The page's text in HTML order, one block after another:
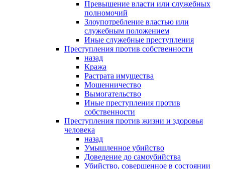
Превышение власти или служебных
полномочий
Злоупотребление властью или
служебным положением
Иные служебные преступления
Преступления против собственности
назад
Кража
Растрата имущества
Мошенничество
Вымогательство
Иные преступления против
собственности
Преступления против жизни и здоровья
человека
назад
Умышленное убийство
Доведение до самоубийства
Убийство, совершенное в состоянии